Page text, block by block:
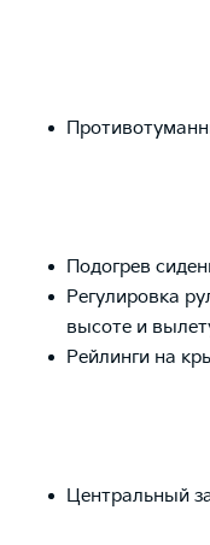
Подогрев
Регулировка
высоте и
Рейлинги на
Центральный